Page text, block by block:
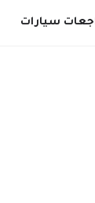
سيارات